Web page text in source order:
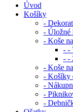
Úvod
Košíky
-
- Úložné
- Koše
- -
- -
- Koše
- Košíky
-
-
-